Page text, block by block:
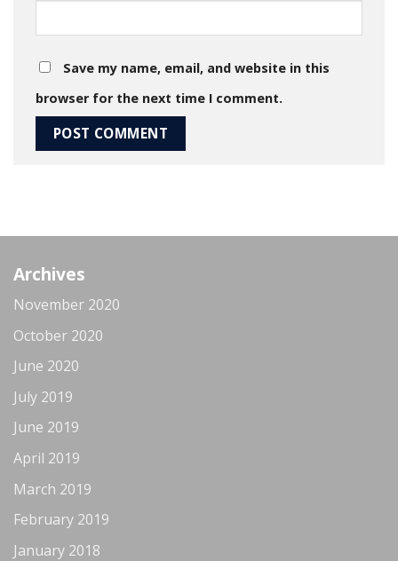
Save my name, email, and website in this
browser for the next time I comment.
Archives
November 2020
October 2020
June 2020
July 2019
June 2019
April 2019
March 2019
February 2019
January 2018